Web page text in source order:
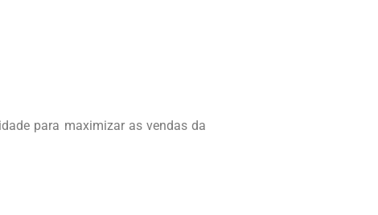
para maximizar as vendas da